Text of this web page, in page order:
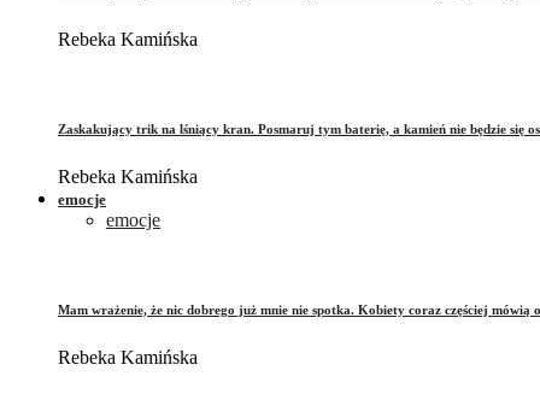
Rebeka Kamińska
Zaskakujący trik na lśniący kran. Posmaruj tym baterię, a kamień nie będzie się
Rebeka Kamińska
emocje
emocje
Mam wrażenie, że nic dobrego już mnie nie spotka. Kobiety coraz częściej mówią
Rebeka Kamińska